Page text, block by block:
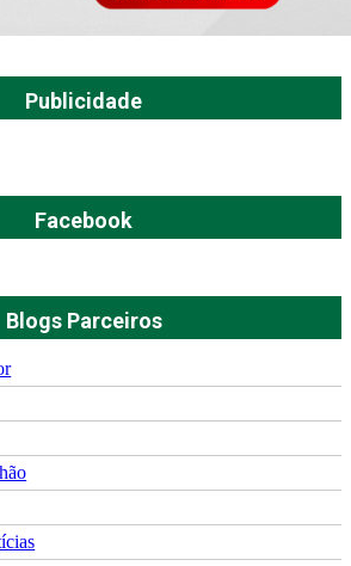
Publicidade
Facebook
Blogs Parceiros